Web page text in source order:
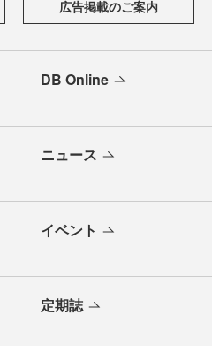
広告掲載のご案内
DB Online
ニュース
イベント
定期誌